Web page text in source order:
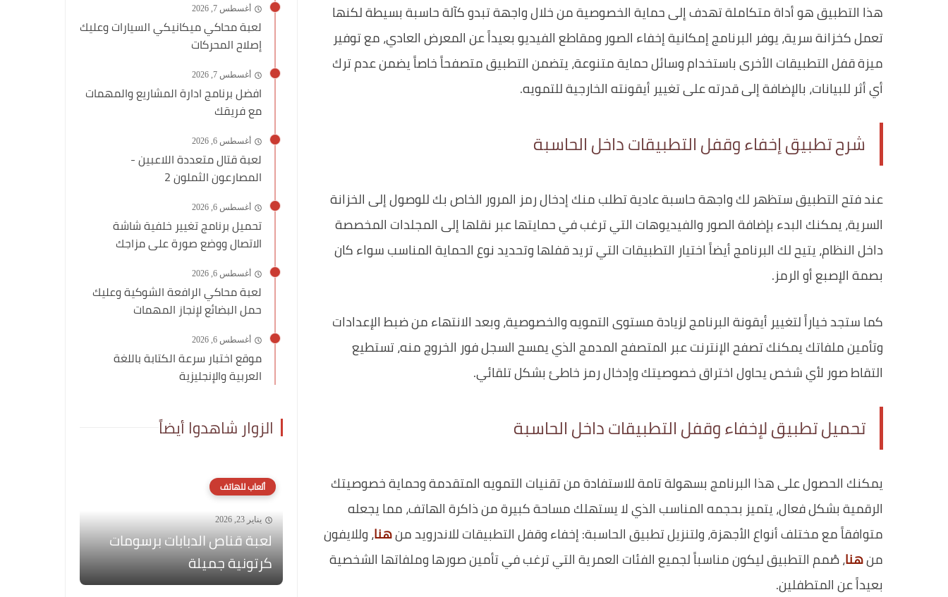
هذا التطبيق هو أداة متكاملة تهدف إلى حماية الخصوصية من خلال واجهة تبدو كآلة حاسبة بسيطة لكنها
تعمل كخزانة سرية، يوفر البرنامج إمكانية إخفاء الصور ومقاطع الفيديو بعيداً عن المعرض العادي، مع توفير
ميزة قفل التطبيقات الأخرى باستخدام وسائل حماية متنوعة، يتضمن التطبيق متصفحاً خاصاً يضمن عدم ترك
أي أثر للبيانات، بالإضافة إلى قدرته على تغيير أيقونته الخارجية للتمويه.
شرح تطبيق إخفاء وقفل التطبيقات داخل الحاسبة
عند فتح التطبيق ستظهر لك واجهة حاسبة عادية تطلب منك إدخال رمز المرور الخاص بك للوصول إلى الخزانة
السرية، يمكنك البدء بإضافة الصور والفيديوهات التي ترغب في حمايتها عبر نقلها إلى المجلدات المخصصة
داخل النظام، يتيح لك البرنامج أيضاً اختيار التطبيقات التي تريد قفلها وتحديد نوع الحماية المناسب سواء كان
بصمة الإصبع أو الرمز.
كما ستجد خياراً لتغيير أيقونة البرنامج لزيادة مستوى التمويه والخصوصية، وبعد الانتهاء من ضبط الإعدادات
وتأمين ملفاتك يمكنك تصفح الإنترنت عبر المتصفح المدمج الذي يمسح السجل فور الخروج منه، تستطيع
التقاط صور لأي شخص يحاول اختراق خصوصيتك وإدخال رمز خاطئ بشكل تلقائي.
تحميل تطبيق لإخفاء وقفل التطبيقات داخل الحاسبة
يمكنك الحصول على هذا البرنامج بسهولة تامة للاستفادة من تقنيات التمويه المتقدمة وحماية خصوصيتك
الرقمية بشكل فعال، يتميز بحجمه المناسب الذي لا يستهلك مساحة كبيرة من ذاكرة الهاتف، مما يجعله
متوافقاً مع مختلف أنواع الأجهزة، ولتنزيل تطبيق الحاسبة: إخفاء وقفل التطبيقات للاندرويد منهنا، وللايفون
منهنا، صُمم التطبيق ليكون مناسباً لجميع الفئات العمرية التي ترغب في تأمين صورها وملفاتها الشخصية
بعيداً عن المتطفلين.
أغسطس 7, 2026
لعبة محاكي ميكانيكي السيارات وعليك
إصلاح المحركات
أغسطس 7, 2026
افضل برنامج ادارة المشاريع والمهمات
مع فريقك
أغسطس 6, 2026
لعبة قتال متعددة اللاعبين -
المصارعون الثملون 2
أغسطس 6, 2026
تحميل برنامج تغيير خلفية شاشة
الاتصال ووضع صورة على مزاجك
أغسطس 6, 2026
لعبة محاكي الرافعة الشوكية وعليك
حمل البضائع لإنجاز المهمات
أغسطس 6, 2026
موقع اختبار سرعة الكتابة باللغة
العربية والإنجليزية
الزوار شاهدوا أيضاً
ألعاب للهاتف
يناير 23, 2026
لعبة قناص الدبابات برسومات
كرتونية جميلة